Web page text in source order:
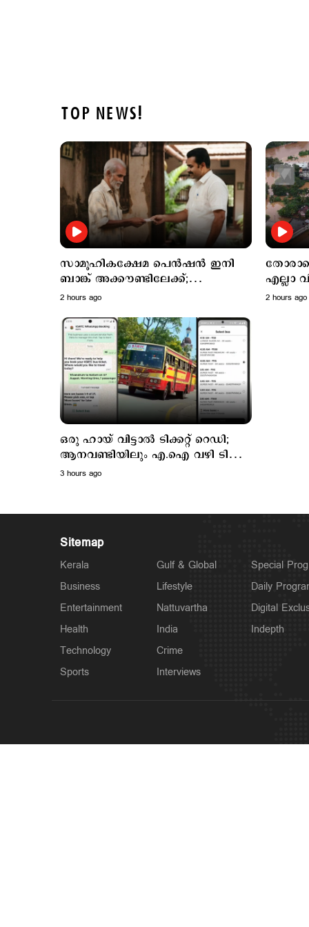
TOP NEWS!
സാമൂഹികക്ഷേമ പെൻഷൻ ഇനി
ബാങ്ക് അക്കൗണ്ടിലേക്ക്;
സഹകരണ ബാങ്കുകളെ ഒഴിവാക്കി
2 hours ago
തോരാതെ
എല്ലാ
2 hours ago
ഒരു ഹായ് വിട്ടാല്‍ ടിക്കറ്റ് റെഡി;
ആനവണ്ടിയിലും എ.ഐ വഴി ടിക്കറ്റ്
ബുക്കിങ്
3 hours ago
Sitemap
Kerala
Business
Entertainment
Health
Technology
Sports
Gulf & Global
Lifestyle
Nattuvartha
India
Crime
Interviews
Special
Daily
Digital
Indepth